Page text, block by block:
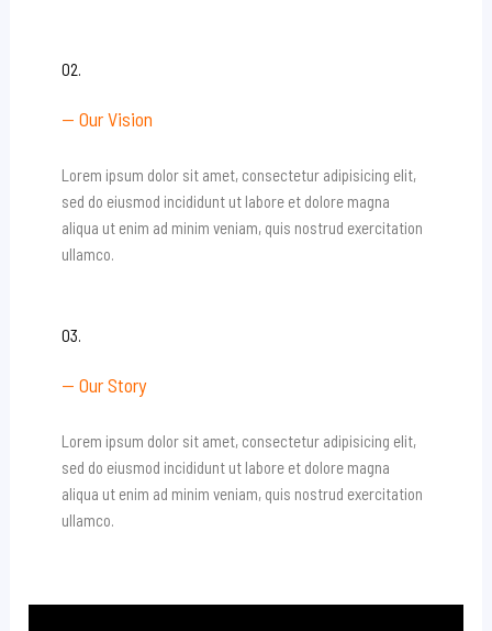
02.
— Our Vision
Lorem ipsum dolor sit amet, consectetur adipisicing elit,
sed do eiusmod incididunt ut labore et dolore magna
aliqua ut enim ad minim veniam, quis nostrud exercitation
ullamco.
03.
— Our Story
Lorem ipsum dolor sit amet, consectetur adipisicing elit,
sed do eiusmod incididunt ut labore et dolore magna
aliqua ut enim ad minim veniam, quis nostrud exercitation
ullamco.